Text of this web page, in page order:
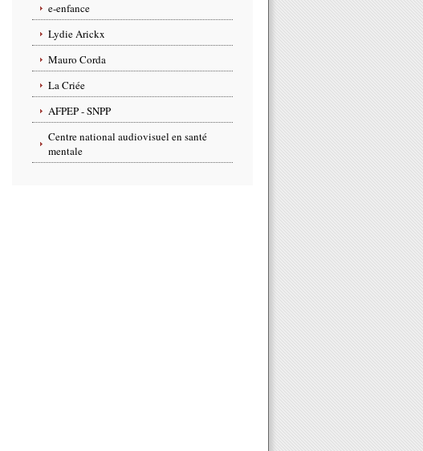
e-enfance
Lydie Arickx
Mauro Corda
La Criée
AFPEP - SNPP
Centre national audiovisuel en santé
mentale